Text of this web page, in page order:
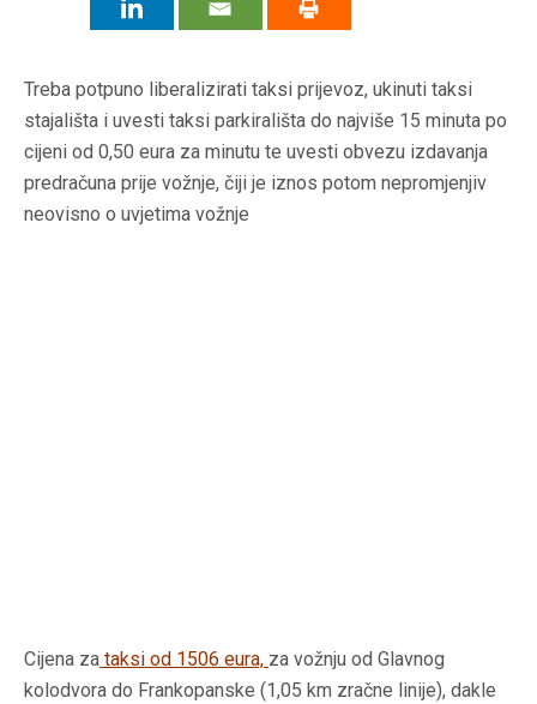
Treba potpuno liberalizirati taksi prijevoz, ukinuti taksi
stajališta i uvesti taksi parkirališta do najviše 15 minuta po
cijeni od 0,50 eura za minutu te uvesti obvezu izdavanja
predračuna prije vožnje, čiji je iznos potom nepromjenjiv
neovisno o uvjetima vožnje
Cijena za taksi od 1506 eura, za vožnju od Glavnog
kolodvora do Frankopanske (1,05 km zračne linije), dakle